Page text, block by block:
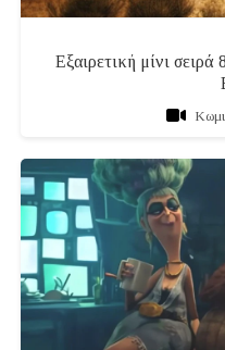
Εξαιρετική μίνι σειρά